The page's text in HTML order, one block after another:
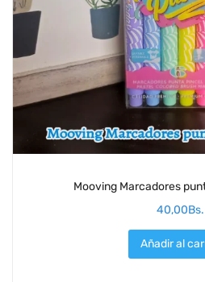
Mooving Marcadores
40,00Bs.
Añadir al